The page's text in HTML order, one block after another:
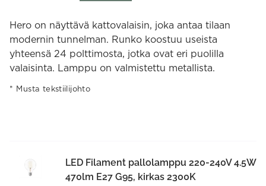
Hero on näyttävä kattovalaisin, joka antaa tilaan
modernin tunnelman. Runko koostuu useista
yhteensä 24 polttimosta, jotka ovat eri puolilla
valaisinta. Lamppu on valmistettu metallista.
Musta tekstiilijohto
LED Filament pallolamppu 220-240V 4.5W
470lm E27 G95, kirkas 2300K